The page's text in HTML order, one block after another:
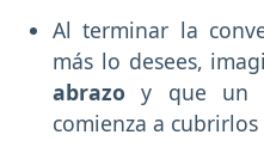
Al terminar la
más lo desees,
abrazoy que un
comienza a cubrirlos